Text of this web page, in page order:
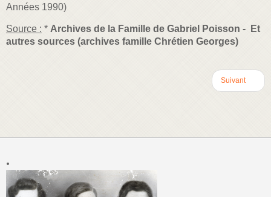
Années 1990)
Source : * Archives de la Famille de Gabriel Poisson - Et
autres sources (archives famille Chrétien Georges)
Suivant